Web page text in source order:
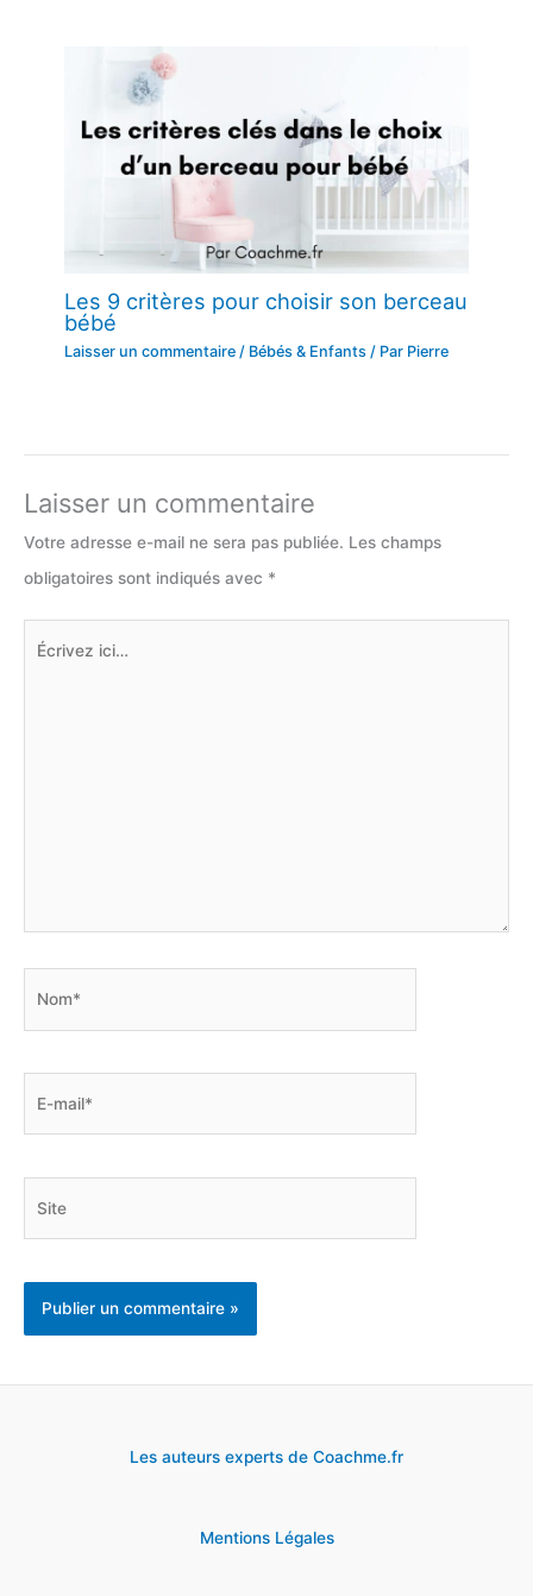
Les 9 critères pour choisir son berceau
bébé
Laisser un commentaire / Bébés & Enfants / Par Pierre
Laisser un commentaire
Votre adresse e-mail ne sera pas publiée. Les champs
obligatoires sont indiqués avec *
Les auteurs experts de Coachme.fr
Mentions Légales